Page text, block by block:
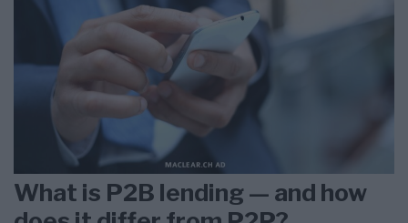
What is P2B lending — and how